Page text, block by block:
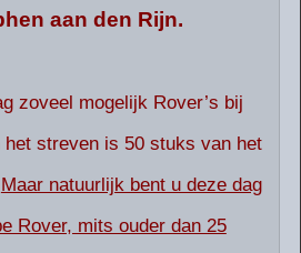
aan den Rijn.
zoveel mogelijk Rover’s bij
streven is 50 stuks van het
Maar natuurlijk bent u deze dag
Rover, mits ouder dan 25